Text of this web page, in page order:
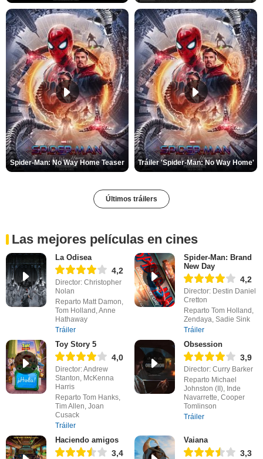
Spider-Man: No Way Home Teaser Tráiler 'Spider-Man: No Way Home'
Últimos tráilers
Las mejores películas en cines
La Odisea
4,2
Director: Christopher
Nolan
Reparto Matt Damon,
Tom Holland, Anne
Hathaway
Tráiler
Spider-Man: Brand
New Day
4,2
Director: Destin Daniel
Cretton
Reparto Tom Holland,
Zendaya, Sadie Sink
Tráiler
Toy Story 5
4,0
Director: Andrew
Stanton, McKenna
Harris
Reparto Tom Hanks,
Tim Allen, Joan
Cusack
Tráiler
Obsession
3,9
Director: Curry Barker
Reparto Michael
Johnston (II), Inde
Navarrette, Cooper
Tomlinson
Tráiler
Haciendo amigos
3,4
Vaiana
3,3